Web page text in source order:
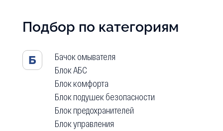
Подбор по категориям
Б
Бачок омывателя
Блок АБС
Блок комфорта
Блок подушек безопасности
Блок предохранителей
Блок управления